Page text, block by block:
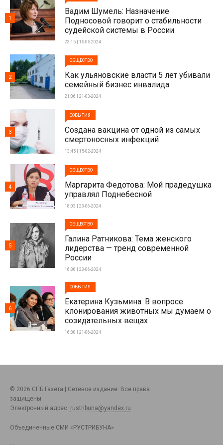
Вадим Шумель: Назначение
Подносовой говорит о стабильности
судейской системы в России
23:15 | 15-05-2024
1
ОБЩЕСТВО
Как ульяновские власти 5 лет убивали
семейный бизнес инвалида
21:06 | 21-03-2024
2
СОБЫТИЯ
Создана вакцина от одной из самых
смертоносных инфекций
13:45 | 15-02-2024
3
ОБЩЕСТВО
Маргарита Федотова: Мой прадедушка
управлял Поднебесной
18:03 | 23-06-2024
4
ОБЩЕСТВО
Галина Ратникова: Тема женского
лидерства — тренд современной
России
16:36 | 23-06-2024
5
СОБЫТИЯ
Екатерина Кузьмина: В вопросе
клонирования животных мы думаем о
созидательных вещах
16:38 | 21-06-2024
6
© 2026 СПБ Газета | Сетевое издание. Все права
защищены.
Электронный адрес: rustribuna@yandex.ru
Объединенные СМИ «РУСТРИБУНА»